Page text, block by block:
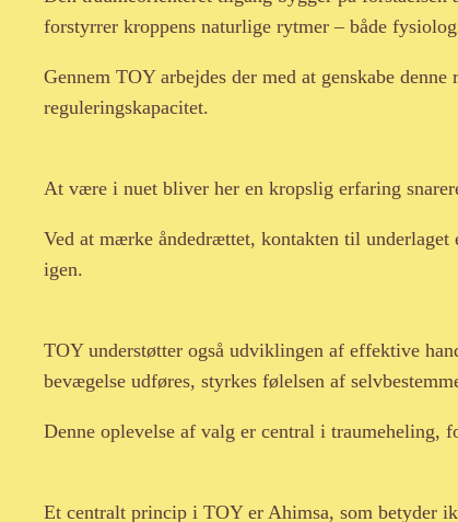
forstyrrer kroppens naturlige rytmer – både
Gennem TOY arbejdes der med at genskabe
reguleringskapacitet.
At være i nuet bliver her en kropslig erfaring
Ved at mærke åndedrættet, kontakten til
igen.
TOY understøtter også udviklingen af effektive
bevægelse udføres, styrkes følelsen af
Denne oplevelse af valg er central i traumeheling,
Et centralt princip i TOY er Ahimsa, som betyder